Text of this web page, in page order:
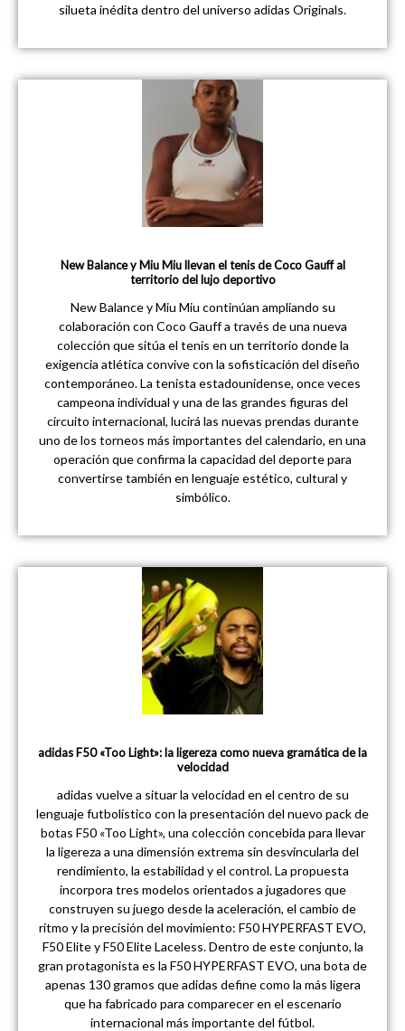
silueta inédita dentro del universo adidas Originals.
New Balance y Miu Miu llevan el tenis de Coco Gauff al
territorio del lujo deportivo
New Balance y Miu Miu continúan ampliando su
colaboración con Coco Gauff a través de una nueva
colección que sitúa el tenis en un territorio donde la
exigencia atlética convive con la sofisticación del diseño
contemporáneo. La tenista estadounidense, once veces
campeona individual y una de las grandes figuras del
circuito internacional, lucirá las nuevas prendas durante
uno de los torneos más importantes del calendario, en una
operación que confirma la capacidad del deporte para
convertirse también en lenguaje estético, cultural y
simbólico.
adidas F50 «Too Light»: la ligereza como nueva gramática de la
velocidad
adidas vuelve a situar la velocidad en el centro de su
lenguaje futbolístico con la presentación del nuevo pack de
botas F50 «Too Light», una colección concebida para llevar
la ligereza a una dimensión extrema sin desvincularla del
rendimiento, la estabilidad y el control. La propuesta
incorpora tres modelos orientados a jugadores que
construyen su juego desde la aceleración, el cambio de
ritmo y la precisión del movimiento: F50 HYPERFAST EVO,
F50 Elite y F50 Elite Laceless. Dentro de este conjunto, la
gran protagonista es la F50 HYPERFAST EVO, una bota de
apenas 130 gramos que adidas define como la más ligera
que ha fabricado para comparecer en el escenario
internacional más importante del fútbol.